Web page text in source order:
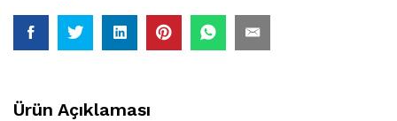
Ürün Açıklaması